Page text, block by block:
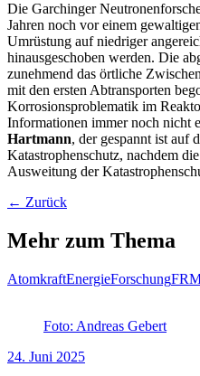
Die Garchinger
Jahren noch vor einem
Umrüstung auf niedriger
hinausgeschoben werden. Die
zunehmend das örtliche
mit den ersten Abtransporten
Korrosionsproblematik im
Informationen immer noch nicht
Hartmann, der gespannt ist auf
Katastrophenschutz, nachdem
Ausweitung der
← Zurück
Mehr zum Thema
AtomkraftEnergieForschung
Foto: Andreas Gebert
24. Juni 2025